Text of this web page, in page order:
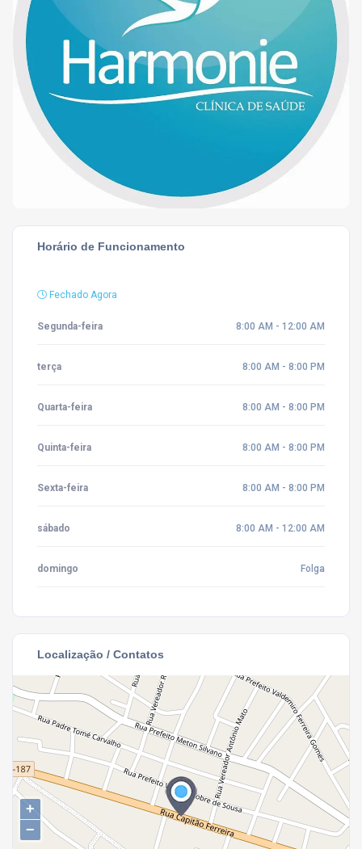
Horário de Funcionamento
Fechado Agora
Segunda-feira 8:00 AM - 12:00 AM
terça 8:00 AM - 8:00 PM
Quarta-feira 8:00 AM - 8:00 PM
Quinta-feira 8:00 AM - 8:00 PM
Sexta-feira 8:00 AM - 8:00 PM
sábado 8:00 AM - 12:00 AM
domingo Folga
Localização / Contatos
+
−